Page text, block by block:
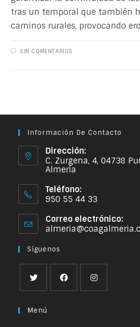
tras un temporal que también
caminos rurales, provocando
SIN COMENTARIOS
Información De Contacto
Dirección:
C. Zurgena, 4, 04738
Almería
Teléfono:
950 55 44 33
Correo electrónico:
Síguenos
Menú